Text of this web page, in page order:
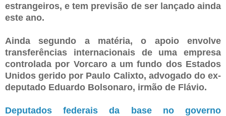
estrangeiros, e tem previsão de ser lançado ainda
este ano.
Ainda segundo a matéria, o apoio envolve
transferências internacionais de uma empresa
controlada por Vorcaro a um fundo dos Estados
Unidos gerido por Paulo Calixto, advogado do ex-
deputado Eduardo Bolsonaro, irmão de Flávio.
Deputados federais da base no governo